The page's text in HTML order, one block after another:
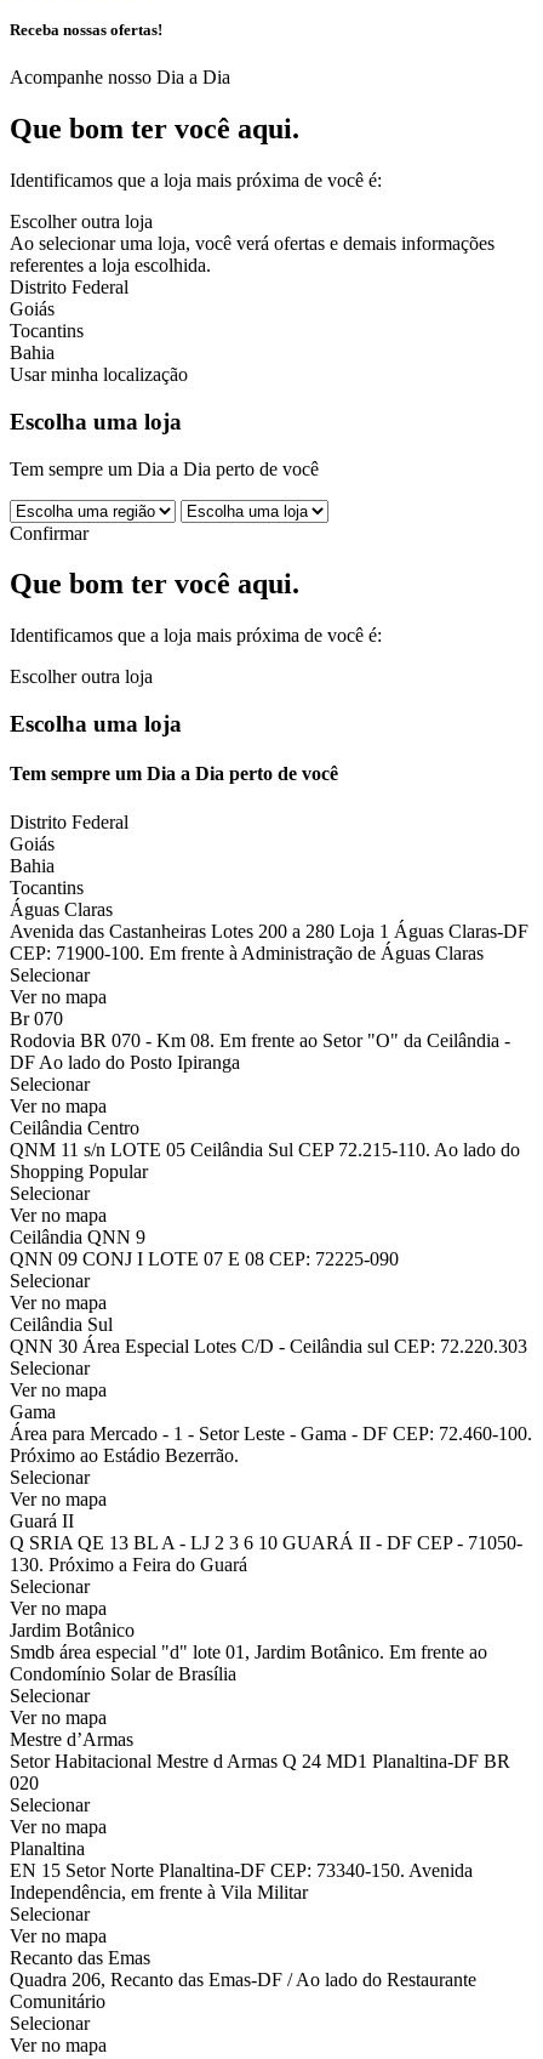
Receba nossas ofertas!
Acompanhe nosso Dia a Dia
Que bom ter você aqui.
Identificamos que a loja mais próxima de você é:
Escolher outra loja
Ao selecionar uma loja, você verá ofertas e demais informações
referentes a loja escolhida.
Distrito Federal
Goiás
Tocantins
Bahia
Usar minha localização
Escolha uma loja
Tem sempre um Dia a Dia perto de você
Confirmar
Que bom ter você aqui.
Identificamos que a loja mais próxima de você é:
Escolher outra loja
Escolha uma loja
Tem sempre um Dia a Dia perto de você
Distrito Federal
Goiás
Bahia
Tocantins
Águas Claras
Avenida das Castanheiras Lotes 200 a 280 Loja 1 Águas Claras-DF
CEP: 71900-100. Em frente à Administração de Águas Claras
Selecionar
Ver no mapa
Br 070
Rodovia BR 070 - Km 08. Em frente ao Setor "O" da Ceilândia -
DF Ao lado do Posto Ipiranga
Selecionar
Ver no mapa
Ceilândia Centro
QNM 11 s/n LOTE 05 Ceilândia Sul CEP 72.215-110. Ao lado do
Shopping Popular
Selecionar
Ver no mapa
Ceilândia QNN 9
QNN 09 CONJ I LOTE 07 E 08 CEP: 72225-090
Selecionar
Ver no mapa
Ceilândia Sul
QNN 30 Área Especial Lotes C/D - Ceilândia sul CEP: 72.220.303
Selecionar
Ver no mapa
Gama
Área para Mercado - 1 - Setor Leste - Gama - DF CEP: 72.460-100.
Próximo ao Estádio Bezerrão.
Selecionar
Ver no mapa
Guará II
Q SRIA QE 13 BL A - LJ 2 3 6 10 GUARÁ II - DF CEP - 71050-
130. Próximo a Feira do Guará
Selecionar
Ver no mapa
Jardim Botânico
Smdb área especial "d" lote 01, Jardim Botânico. Em frente ao
Condomínio Solar de Brasília
Selecionar
Ver no mapa
Mestre d’Armas
Setor Habitacional Mestre d Armas Q 24 MD1 Planaltina-DF BR
020
Selecionar
Ver no mapa
Planaltina
EN 15 Setor Norte Planaltina-DF CEP: 73340-150. Avenida
Independência, em frente à Vila Militar
Selecionar
Ver no mapa
Recanto das Emas
Quadra 206, Recanto das Emas-DF / Ao lado do Restaurante
Comunitário
Selecionar
Ver no mapa